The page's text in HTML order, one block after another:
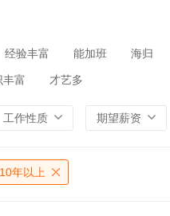
经验丰富 能加班 海归
丰富 才艺多
工作性质 期望薪资
10年以上